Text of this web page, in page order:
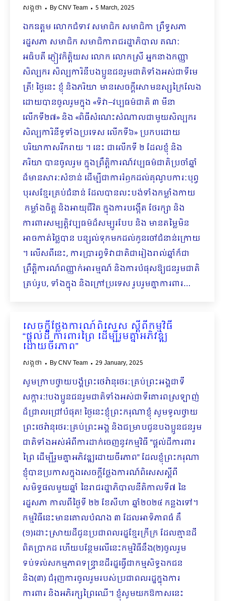
សង្កថា ByCNV Team 5 March, 2025
ឯកឧត្តម លោកជំទាវ សមាជិក សមាជិកា ព្រឹទ្ធសភា
រដ្ឋសភា សមាជិក សមាជិការាជរដ្ឋាភិបាល​ គណៈ
អធិបតី ភ្ញៀវកិត្តិយស​ លោក លោកស្រី អ្នកនាងកញ្ញា
សិល្បករ សិល្បការិនីបងប្អូនជនរួមជាតិទាំងអស់ជាទីមេ
ត្រី! ថ្ងៃនេះ ខ្ញុំ និងភរិយា មានសេចក្ដីសោមនស្សក្រៃលែង
ដោយបានចូលរួមក្នុង «ទិវា–វប្បធម៌ជាតិ ៣ មីនា
លើកទី២៧» និង «ពិធីសំណេះសំណាលជាមួយសិល្បករ
សិល្បការិនីទូទាំងប្រទេស លើកទី៦» ប្រកបដោយ
បរិយាកាសរីករាយ ។ នេះ ជាលើកទី ២ ដែលខ្ញុំ និង
ភរិយា បានចូលរួម ក្នុងព្រឹត្តិការណ៍វប្បធម៌ជាតិប្រចាំឆ្នាំ
ដ៏មានសារៈសំខាន់ ដើម្បីជាការរំឭកដល់គុណូបការៈបុព្វ
បុរសខ្មែរគ្រប់ជំនាន់ ដែលបានលះបង់ទាំងកម្លាំងកាយ
កម្លាំងចិត្ត និងអាយុជីវិត ក្នុងការបង្កើត ថែរក្សា និង
ការពារសម្បត្តិវប្បធម៌ដ៏សម្បូរបែប និង មានតម្លៃមិន
អាចកាត់ថ្លៃបាន បន្សល់ទុកមកដល់កូនចៅជំនាន់ក្រោយ
។ លើសពីនេះ, ការប្រារព្ធទិវាជាតិជារៀងរាល់ឆ្នាំក៏ជា
ព្រឹត្តិការណ៍ពញ្ញាក់អារម្មណ៍ និងការបំផុសឱ្យជនរួមជាតិ
គ្រប់រូប, ទាំងក្នុង និងក្រៅប្រទេស រួបរួមគ្នាការពារ…
សេចក្តីថ្លែងការណ៍ពិសេស ស្តីពីកម្មវិធី
“ផ្តល់ដី ការពារព្រៃ ដើម្បីរួមគ្នាអភិវឌ្ឍ
ដោយចីរភាព”
សង្កថា ByCNV Team 29 January, 2025
សូមក្រាបថ្វាយបង្គំព្រះថេរ៉ានុថេរៈគ្រប់ព្រះអង្គជាទី
សក្ការៈ!បងប្អូនជនរួមជាតិទាំងអស់ជាទីគោរពស្រឡាញ់
ដ៏ជ្រាលជ្រៅបំផុត! ថ្ងៃនេះខ្ញុំព្រះករុណាខ្ញុំ សូមទូលថ្វាយ
ព្រះថេរ៉ានុថេរៈគ្រប់ព្រះអង្គ និងជម្រាបជូនបងប្អូនជនរួម
ជាតិទាំងអស់អំពីការដាក់ចេញនូវកម្មវិធី “ផ្តល់ដីការពារ
ព្រៃ ដើម្បីរួមគ្នាអភិវឌ្ឍដោយចីរភាព” ដែលខ្ញុំព្រះករុណា
ខ្ញុំបានប្រកាសក្នុងសេចក្តីថ្លែងការណ៍ពិសេសស្តីពី
សមិទ្ធផលមួយឆ្នាំ នៃរាជរដ្ឋាភិបាលនីតិកាលទី៧ នៃ
រដ្ឋសភា កាលពីថ្ងៃទី ២២ ខែសីហា ឆ្នាំ២០២៤ កន្លងទៅ។
កម្មវិធីនេះមានគោលបំណង ៣ ដែលអាទិភាពធំ គឺ
(១)ដោះស្រាយដីជូនប្រជាពលរដ្ឋខ្មែរក្រីក្រ ដែលគ្មានដី
ពិតប្រាកដ ហើយបន្ថែមលើនេះកម្មវិធីនឹង(២)ចូលរួម
ទប់ទល់សកម្មភាពទន្ទ្រានដីរដ្ឋធ្វើជាកម្មសិទ្ធឯកជន
និង(៣) ជំរុញការចូលរួមរបស់ប្រជាពលរដ្ឋក្នុងការ
ការពារ និងអភិរក្សព្រៃឈើ។ ខ្ញុំសូមយកឱកាសនេះ